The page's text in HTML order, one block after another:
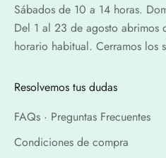
Sábados de 10 a 14 horas.
Del 1 al 23 de agosto abrimos
horario habitual. Cerramos los
Resolvemos tus dudas
FAQs · Preguntas Frecuentes
Condiciones de compra